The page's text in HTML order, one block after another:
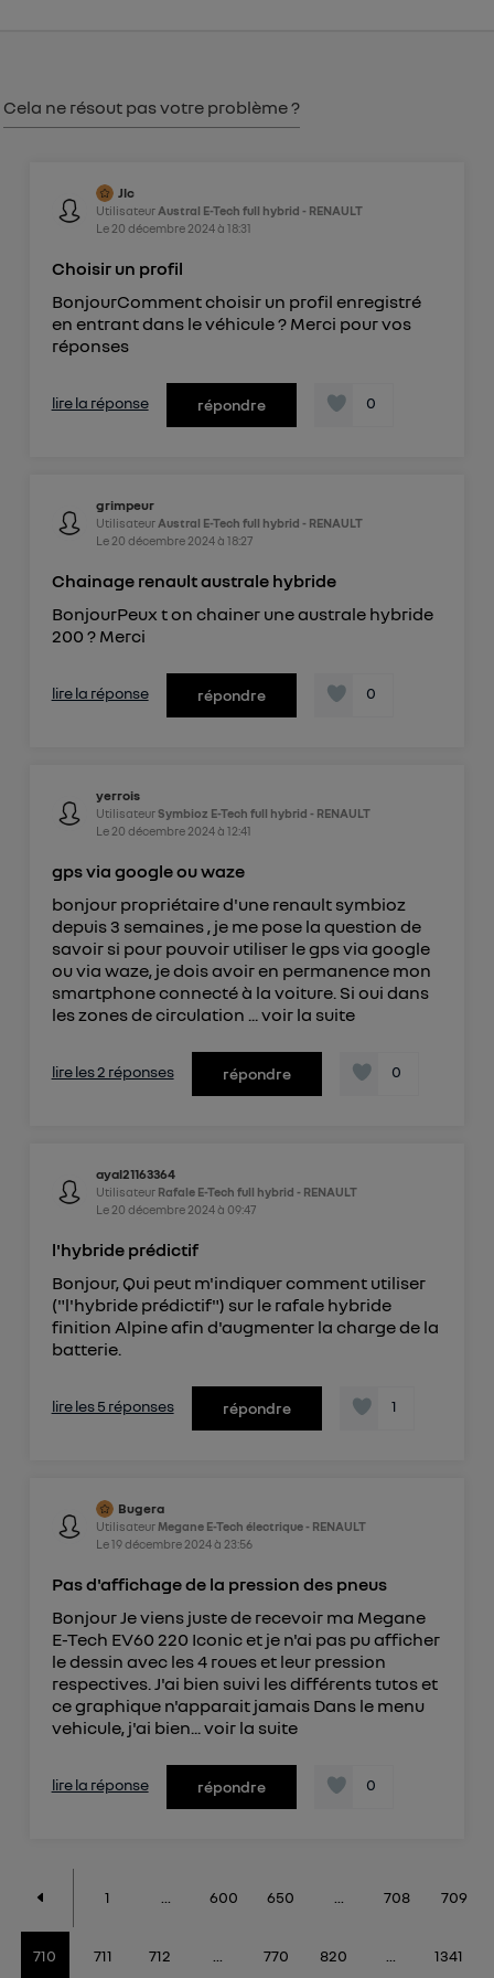
Cela ne résout pas votre problème ?
Jlc
Utilisateur Austral E-Tech full hybrid - RENAULT
Le 20 décembre 2024à 18:31
Choisir un profil
BonjourComment choisir un profil enregistré
en entrant dans le véhicule ? Merci pour vos
réponses
lire la réponse répondre 0
grimpeur
Utilisateur Austral E-Tech full hybrid - RENAULT
Le 20 décembre 2024à 18:27
Chainage renault australe hybride
BonjourPeux t on chainer une australe hybride
200 ? Merci
lire la réponse répondre 0
yerrois
UtilisateurSymbioz E-Tech full hybrid - RENAULT
Le 20 décembre 2024à 12:41
gps via google ou waze
bonjour propriétaire d'une renault symbioz
depuis 3 semaines , je me pose la question de
savoir si pour pouvoir utiliser le gps via google
ou via waze, je dois avoir en permanence mon
smartphone connecté à la voiture. Si oui dans
les zones de circulation ... voir la suite
lire les 2 réponses répondre 0
ayal21163364
Utilisateur Rafale E-Tech full hybrid - RENAULT
Le 20 décembre 2024à 09:47
l'hybride prédictif
Bonjour, Qui peut m'indiquer comment utiliser
("l'hybride prédictif") sur le rafale hybride
finition Alpine afin d'augmenter la charge de la
batterie.
lire les 5 réponses répondre 1
Bugera
Utilisateur Megane E-Tech électrique - RENAULT
Le19 décembre 2024à 23:56
Pas d'affichage de la pression des pneus
Bonjour Je viens juste de recevoir ma Megane
E-Tech EV60 220 Iconic et je n'ai pas pu afficher
le dessin avec les 4 roues et leur pression
respectives. J'ai bien suivi les différents tutos et
ce graphique n'apparait jamais Dans le menu
vehicule, j'ai bien...voir la suite
lire la réponse répondre 0
1 600 650 708 709
710 711 712 770 820 1341
personnelles d'Utiq